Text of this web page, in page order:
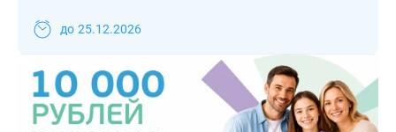
до 25.12.2026